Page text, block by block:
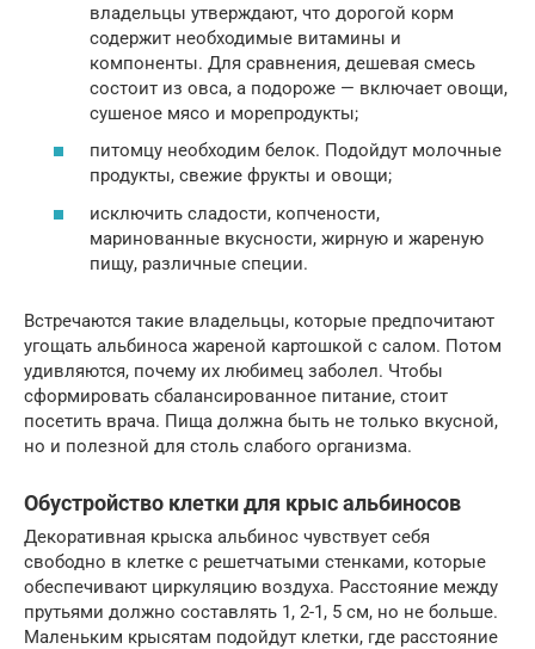
владельцы утверждают, что дорогой корм
содержит необходимые витамины и
компоненты. Для сравнения, дешевая смесь
состоит из овса, а подороже — включает овощи,
сушеное мясо и морепродукты;
питомцу необходим белок. Подойдут молочные
продукты, свежие фрукты и овощи;
исключить сладости, копчености,
маринованные вкусности, жирную и жареную
пищу, различные специи.
Встречаются такие владельцы, которые предпочитают
угощать альбиноса жареной картошкой с салом. Потом
удивляются, почему их любимец заболел. Чтобы
сформировать сбалансированное питание, стоит
посетить врача. Пища должна быть не только вкусной,
но и полезной для столь слабого организма.
Обустройство клетки для крыс альбиносов
Декоративная крыска альбинос чувствует себя
свободно в клетке с решетчатыми стенками, которые
обеспечивают циркуляцию воздуха. Расстояние между
прутьями должно составлять 1, 2-1, 5 см, но не больше.
Маленьким крысятам подойдут клетки, где расстояние